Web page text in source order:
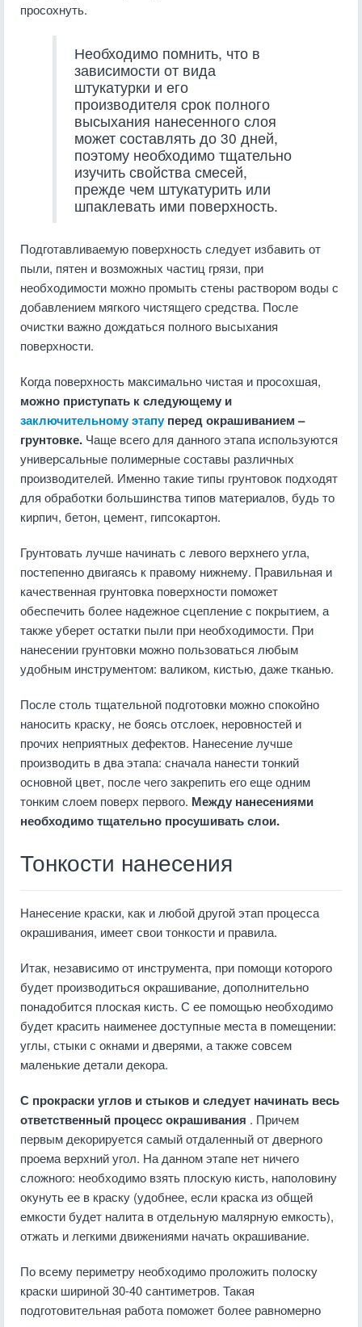
просохнуть.
Необходимо помнить, что в
зависимости от вида
штукатурки и его
производителя срок полного
высыхания нанесенного слоя
может составлять до 30 дней,
поэтому необходимо тщательно
изучить свойства смесей,
прежде чем штукатурить или
шпаклевать ими поверхность.
Подготавливаемую поверхность следует избавить от
пыли, пятен и возможных частиц грязи, при
необходимости можно промыть стены раствором воды с
добавлением мягкого чистящего средства. После
очистки важно дождаться полного высыхания
поверхности.
Когда поверхность максимально чистая и просохшая,
можно приступать к следующему и
заключительному этапуперед окрашиванием –
грунтовке. Чаще всего для данного этапа используются
универсальные полимерные составы различных
производителей. Именно такие типы грунтовок подходят
для обработки большинства типов материалов, будь то
кирпич, бетон, цемент, гипсокартон.
Грунтовать лучше начинать с левого верхнего угла,
постепенно двигаясь к правому нижнему. Правильная и
качественная грунтовка поверхности поможет
обеспечить более надежное сцепление с покрытием, а
также уберет остатки пыли при необходимости. При
нанесении грунтовки можно пользоваться любым
удобным инструментом: валиком, кистью, даже тканью.
После столь тщательной подготовки можно спокойно
наносить краску, не боясь отслоек, неровностей и
прочих неприятных дефектов. Нанесение лучше
производить в два этапа: сначала нанести тонкий
основной цвет, после чего закрепить его еще одним
тонким слоем поверх первого. Между нанесениями
необходимо тщательно просушивать слои.
Тонкости нанесения
Нанесение краски, как и любой другой этап процесса
окрашивания, имеет свои тонкости и правила.
Итак, независимо от инструмента, при помощи которого
будет производиться окрашивание, дополнительно
понадобится плоская кисть. С ее помощью необходимо
будет красить наименее доступные места в помещении:
углы, стыки с окнами и дверями, а также совсем
маленькие детали декора.
С прокраски углов и стыков и следует начинать весь
ответственный процесс окрашивания . Причем
первым декорируется самый отдаленный от дверного
проема верхний угол. На данном этапе нет ничего
сложного: необходимо взять плоскую кисть, наполовину
окунуть ее в краску (удобнее, если краска из общей
емкости будет налита в отдельную малярную емкость),
отжать и легкими движениями начать окрашивание.
По всему периметру необходимо проложить полоску
краски шириной 30-40 сантиметров. Такая
подготовительная работа поможет более равномерно